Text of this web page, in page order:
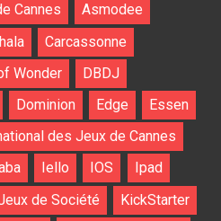
Cannes
Asmodee
Carcassonne
Wonder
DBDJ
Dominion Edge
Essen
des Jeux de Cannes
Iello IOS
Ipad
de Société KickStarter